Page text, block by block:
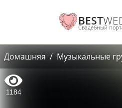
BEST
Свадебный
Домашняя Музыкальные
1184